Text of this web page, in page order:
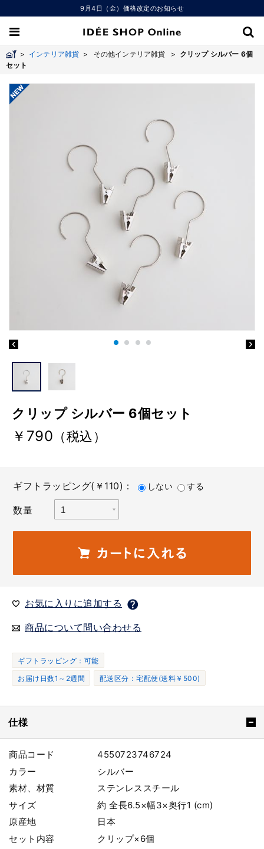
9月4日（金）価格改定のお知らせ
> インテリア雑貨 > その他インテリア雑貨 > クリップ シルバー 6個
セット
クリップ シルバー 6個セット
￥790 （税込）
ギフトラッピング(￥110)： しない する
数量
お気に入りに追加する
商品について問い合わせる
ギフトラッピング：可能
お届け日数1～2週間
配送区分：宅配便(送料￥500)
仕様
商品コード
4550723746724
カラー
シルバー
素材、材質
ステンレススチール
サイズ
約 全長6.5×幅3×奥行1 (cm)
原産地
日本
セット内容
クリップ×6個